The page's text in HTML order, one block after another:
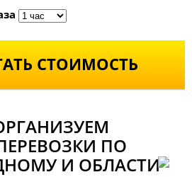
СТОИМОСТЬ
ПО
И ОБЛАСТИ